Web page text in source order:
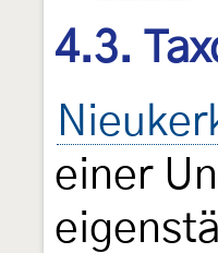
4.3.
einer